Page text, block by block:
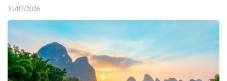
31/07/2026